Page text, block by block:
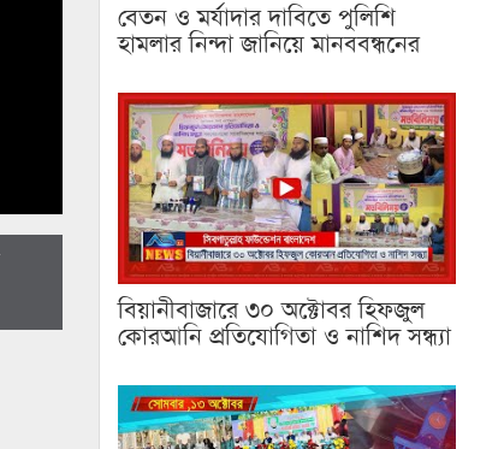
বেতন ও মর্যাদার দাবিতে পুলিশি
হামলার নিন্দা জানিয়ে মানববন্ধনের
বিয়ানীবাজারে ৩০ অক্টোবর হিফজুল
কোরআনি প্রতিযোগিতা ও নাশিদ সন্ধ্যা